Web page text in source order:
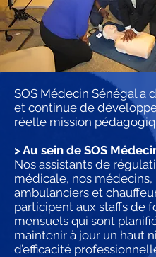
SOS Médecin Sénégal a
et continue de
réelle mission
> Au sein de SOS
Nos assistants de
médicale, nos médecins,
ambulanciers et
participent aux staffs de
mensuels qui sont
maintenir à jour un haut
d’efficacité